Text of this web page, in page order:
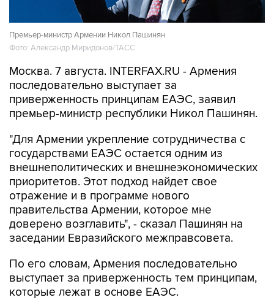
Премьер-министр Армении Никол Пашинян
Фото: Александр Миридонов/ТАСС
Москва. 7 августа. INTERFAX.RU - Армения
последовательно выступает за
приверженность принципам ЕАЭС, заявил
премьер-министр республики Никол Пашинян.
"Для Армении укрепление сотрудничества с
государствами ЕАЭС остается одним из
внешнеполитических и внешнеэкономических
приоритетов. Этот подход найдет свое
отражение и в программе нового
правительства Армении, которое мне
доверено возглавить", - сказал Пашинян на
заседании Евразийского межправсовета.
По его словам, Армения последовательно
выступает за приверженность тем принципам,
которые лежат в основе ЕАЭС.